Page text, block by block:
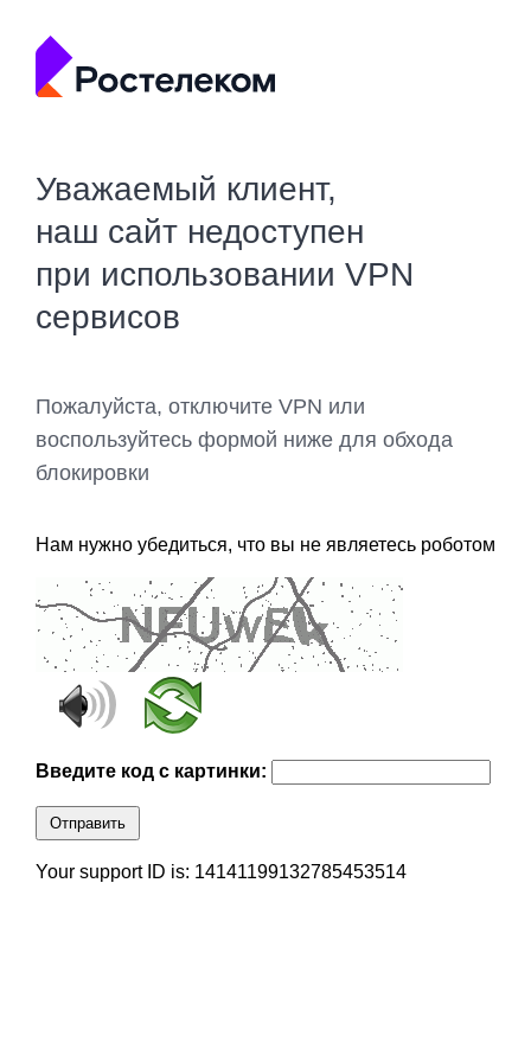
Уважаемый клиент,
наш сайт недоступен
при использовании VPN
сервисов
Пожалуйста, отключите VPN или
воспользуйтесь формой ниже для обхода
блокировки
Нам нужно убедиться, что вы не являетесь роботом
Введите код с картинки:
Отправить
Your support ID is: 14141199132785453514